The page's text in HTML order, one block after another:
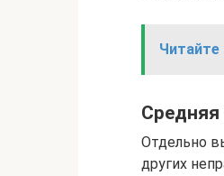
Отдельно
других